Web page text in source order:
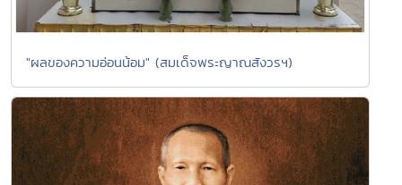
"ผลของความอ่อนน้อม" (สมเด็จพระญาณสังวรฯ)